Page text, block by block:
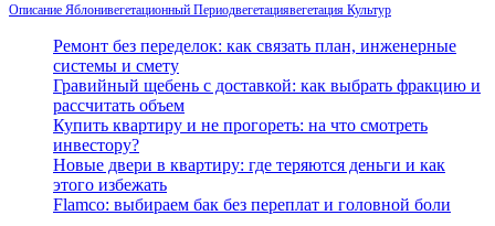
Описание ЯблониВегетационный ПериодВегетацияВегетация Культур
Ремонт без переделок: как связать план, инженерные
системы и смету
Гравийный щебень с доставкой: как выбрать фракцию и
рассчитать объем
Купить квартиру и не прогореть: на что смотреть
инвестору?
Новые двери в квартиру: где теряются деньги и как
этого избежать
Flamco: выбираем бак без переплат и головной боли